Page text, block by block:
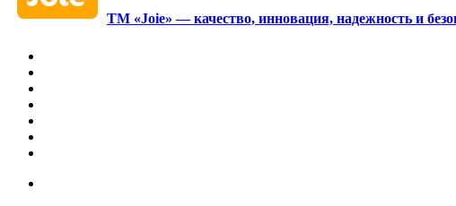
ТМ «Joie» — качество, инновация, надежность и